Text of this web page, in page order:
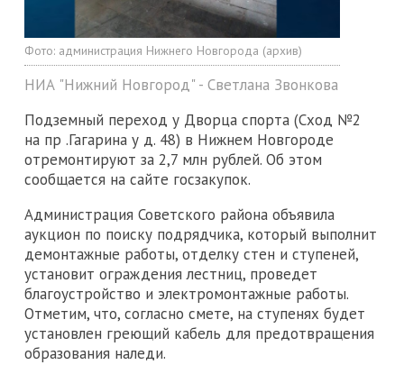
Фото: администрация Нижнего Новгорода (архив)
НИА "Нижний Новгород" - Светлана Звонкова
Подземный переход у Дворца спорта (Сход №2
на пр .Гагарина у д. 48) в Нижнем Новгороде
отремонтируют за 2,7 млн рублей. Об этом
сообщается на сайте госзакупок.
Администрация Советского района объявила
аукцион по поиску подрядчика, который выполнит
демонтажные работы, отделку стен и ступеней,
установит ограждения лестниц, проведет
благоустройство и электромонтажные работы.
Отметим, что, согласно смете, на ступенях будет
установлен греющий кабель для предотвращения
образования наледи.